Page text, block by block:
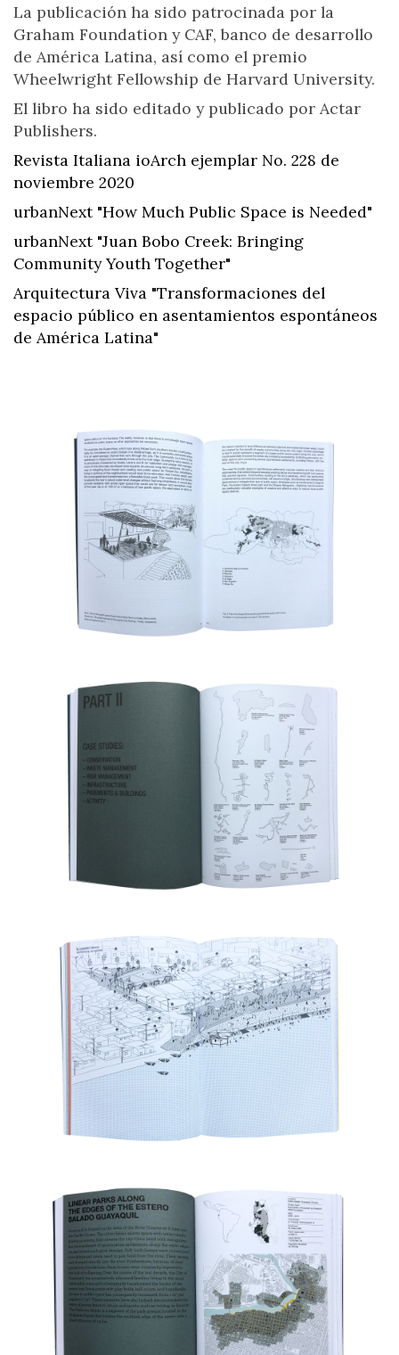
La publicación ha sido patrocinada por la
Graham Foundation y CAF, banco de desarrollo
de América Latina, así como el premio
Wheelwright Fellowship de Harvard University.
El libro ha sido editado y publicado por Actar
Publishers.
Revista Italiana ioArch ejemplar No. 228 de
noviembre 2020
urbanNext "How Much Public Space is Needed"
urbanNext "Juan Bobo Creek: Bringing
Community Youth Together"
Arquitectura Viva "Transformaciones del
espacio público en asentamientos espontáneos
de América Latina"